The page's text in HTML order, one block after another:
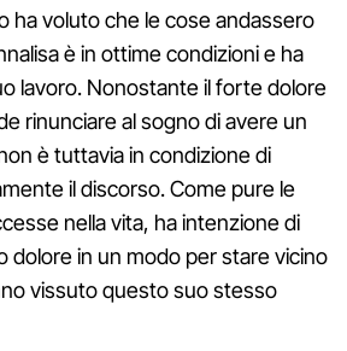
ha voluto che le cose andassero
è in ottime condizioni e ha
lavoro. Nonostante il forte dolore
rinunciare al sogno di avere un
è tuttavia in condizione di
il discorso. Come pure le
nella vita, ha intenzione di
dolore in un modo per stare vicino
vissuto questo suo stesso